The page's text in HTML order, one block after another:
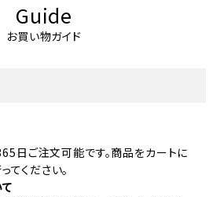
Guide
お買い物ガイド
日ご注文可能です。商品をカートに
てください。